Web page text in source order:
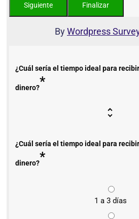
ByWordpress
¿Cuál sería el tiempo ideal para
dinero?*
¿Cuál sería el tiempo ideal para
dinero?*
1 a 3 días